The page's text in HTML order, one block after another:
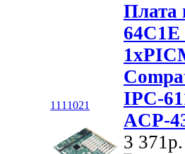
1111021
Плата
IPC-
ACP-
3 371p.